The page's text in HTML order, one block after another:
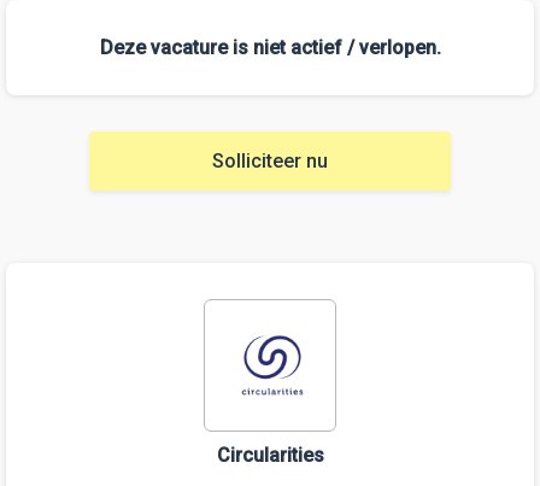
Deze vacature is niet actief / verlopen.
Solliciteer nu
Circularities